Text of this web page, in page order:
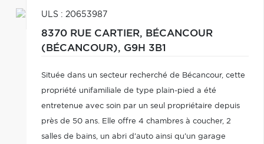
ULS : 20653987
8370 RUE CARTIER, BÉCANCOUR
(BÉCANCOUR), G9H 3B1
Située dans un secteur recherché de Bécancour, cette
propriété unifamiliale de type plain-pied a été
entretenue avec soin par un seul propriétaire depuis
près de 50 ans. Elle offre 4 chambres à coucher, 2
salles de bains, un abri d'auto ainsi qu'un garage